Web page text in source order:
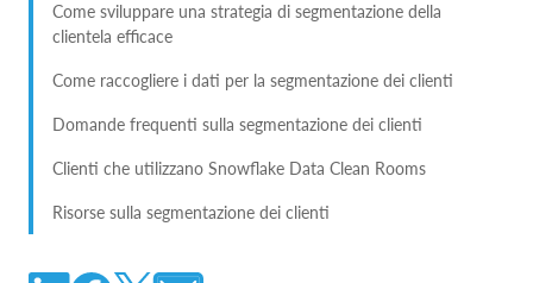
Come sviluppare una strategia di segmentazione della
clientela efficace
Come raccogliere i dati per la segmentazione dei clienti
Domande frequenti sulla segmentazione dei clienti
Clienti che utilizzano Snowflake Data Clean Rooms
Risorse sulla segmentazione dei clienti